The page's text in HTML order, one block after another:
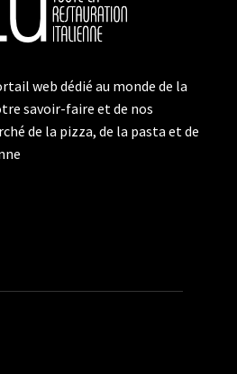
web dédié au monde de la
savoir-faire et de nos
de la pizza, de la pasta et de